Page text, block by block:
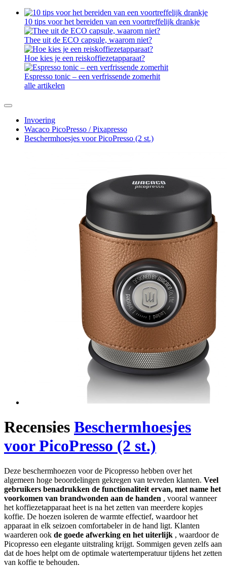
10 tips voor het bereiden van een voortreffelijk drankje
Thee uit de ECO capsule, waarom niet?
Hoe kies je een reiskoffiezetapparaat?
Espresso tonic – een verfrissende zomerhit
alle artikelen
Invoering
Wacaco PicoPresso / Pixapresso
Beschermhoesjes voor PicoPresso (2 st.)
Recensies Beschermhoesjes
voor PicoPresso (2 st.)
Deze beschermhoezen voor de Picopresso hebben over het
algemeen hoge beoordelingen gekregen van tevreden klanten. Veel
gebruikers benadrukken de functionaliteit ervan, met name het
voorkomen van brandwonden aan de handen , vooral wanneer
het koffiezetapparaat heet is na het zetten van meerdere kopjes
koffie. De hoezen isoleren de warmte effectief, waardoor het
apparaat in elk seizoen comfortabeler in de hand ligt. Klanten
waarderen ook de goede afwerking en het uiterlijk , waardoor de
Picopresso een elegante uitstraling krijgt. Sommigen geven zelfs aan
dat de hoes helpt om de optimale watertemperatuur tijdens het zetten
van koffie te behouden.